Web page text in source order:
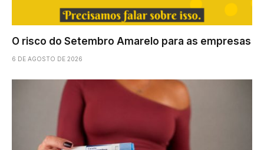
O risco do Setembro Amarelo para as empresas
6 DE AGOSTO DE 2026